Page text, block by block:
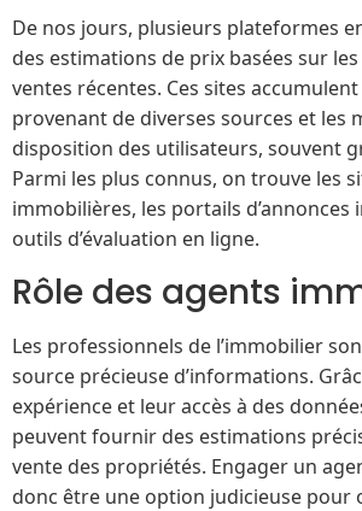
De nos jours, plusieurs plateformes
des estimations de prix basées sur
ventes récentes. Ces sites
provenant de diverses sources et les
disposition des utilisateurs, souvent
Parmi les plus connus, on trouve les
immobilières, les portails d’annonces
outils d’évaluation en ligne.
Rôle des agents
Les professionnels de l’immobilier
source précieuse d’informations.
expérience et leur accès à des
peuvent fournir des estimations
vente des propriétés. Engager un
donc être une option judicieuse pour